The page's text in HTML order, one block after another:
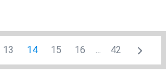
13 14 15 16 ... 42